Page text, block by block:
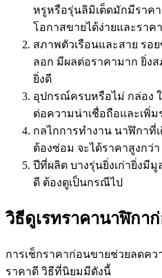
หรูหรือรุ่นลิมิเต็ดมักมีราค
โอกาสขายได้ง่ายและราค
สภาพตัวเรือนและสาย รอ
ลอก มีผลต่อราคามาก ยิ่ง
ยิ่งดี
อุปกรณ์ครบหรือไม่ กล่อง
ต่อความน่าเชื่อถือและเพิ่ม
กลไกการทำงาน นาฬิกาที่
ต้องซ่อม จะได้ราคาสูงกว่า
ปีที่ผลิต บางรุ่นยิ่งเก่ายิ่งมี
ดี ต้องดูเป็นกรณีไป
วิธีดูเรทราคานาฬิกา
การเช็กราคาก่อนขายช่วยลดคว
ราคาดี วิธีที่นิยมมีดังนี้